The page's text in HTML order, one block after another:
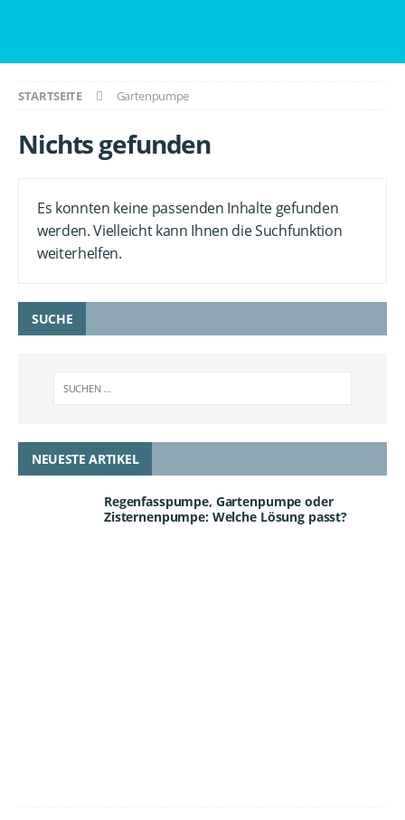
STARTSEITE Gartenpumpe
Nichts gefunden
Es konnten keine passenden Inhalte gefunden
werden. Vielleicht kann Ihnen die Suchfunktion
weiterhelfen.
SUCHE
NEUESTE ARTIKEL
Regenfasspumpe, Gartenpumpe oder
Zisternenpumpe: Welche Lösung passt?